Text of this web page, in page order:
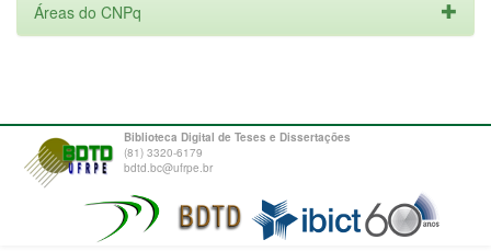
Áreas do CNPq
Biblioteca Digital de Teses e Dissertações
(81) 3320-6179
bdtd.bc@ufrpe.br